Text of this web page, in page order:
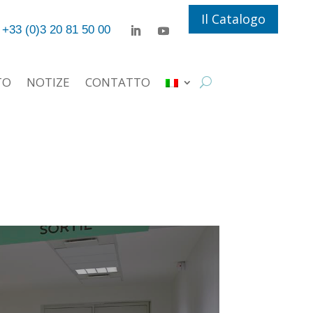
+33 (0)3 20 81 50 00
Il Catalogo
NOTIZE CONTATTO